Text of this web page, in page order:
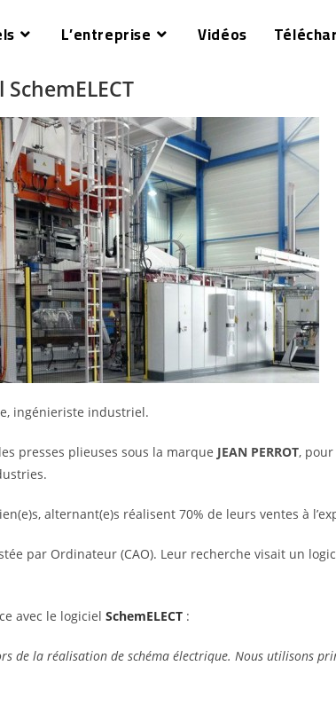
L’entreprise Vidéos
ingénieriste industriel.
presses plieuses sous la marque JEAN PERROT, pour
alternant(e)s réalisent 70% de leurs ventes à
par Ordinateur (CAO). Leur recherche visait un
avec le logiciel SchemELECT :
de la réalisation de schéma électrique. Nous utilisons